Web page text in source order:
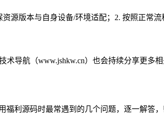
源版本与自身设备/环境适配；2. 按照正常
导航（www.jshkw.cn）也会持续分享更多
福利源码时最常遇到的几个问题，逐一解答